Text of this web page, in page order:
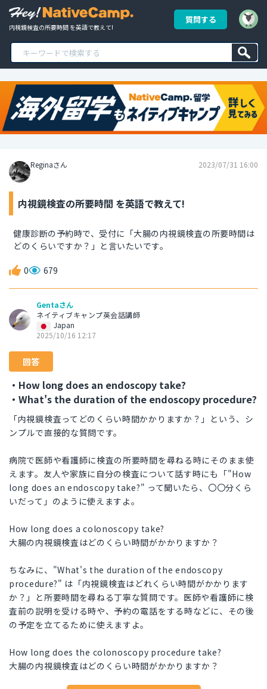
内視鏡検査の所要時間 を英語で教えて!
質問する
Reginaさん 2023/07/31 16:00
内視鏡検査の所要時間 を英語で教えて!
健康診断の予約時で、受付に「大腸の内視鏡検査の所要時間は
どのくらいですか？」と言いたいです。
0 679
Gentaさん
ネイティブキャンプ英会話講師
Japan
2025/10/16 12:17
回答
・How long does an endoscopy take?
・What's the duration of the endoscopy procedure?
「内視鏡検査ってどのくらい時間かかりますか？」という、シ
ンプルで直接的な質問です。
病院で医師や看護師に検査の所要時間を尋ねる時にそのまま使
えます。友人や家族に自分の検査について話す時にも「"How
long does an endoscopy take?" って聞いたら、〇〇分くら
いだって」のように使えますよ。
How long does a colonoscopy take?
大腸の内視鏡検査はどのくらい時間がかかりますか？
ちなみに、"What's the duration of the endoscopy
procedure?" は「内視鏡検査はどれくらい時間がかかります
か？」と所要時間を尋ねる丁寧な質問です。医師や看護師に検
査前の説明を受ける時や、予約の電話をする時などに、その後
の予定を立てるために使えますよ。
How long does the colonoscopy procedure take?
大腸の内視鏡検査はどのくらい時間がかかりますか？